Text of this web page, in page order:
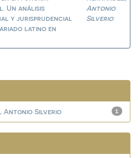
Un análisis
y jurisprudencial
latino en
Antonio
Silverio
1
Antonio Silverio